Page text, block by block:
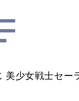
美少女戦士セー